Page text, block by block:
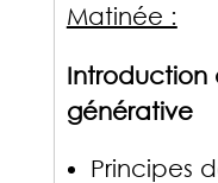
Matinée :
Introduction
générative
Principes